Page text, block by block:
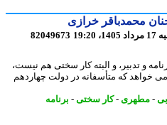
خرازی
82049673
و تدبیر، و البته کار سختی هم نیست،
که متأسفانه در دولت چهاردهم
مطهری- کار سختی-برنامه